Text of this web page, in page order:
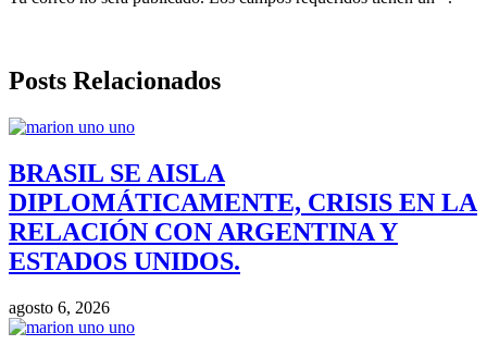
Posts Relacionados
BRASIL SE AISLA
DIPLOMÁTICAMENTE, CRISIS EN LA
RELACIÓN CON ARGENTINA Y
ESTADOS UNIDOS.
agosto 6, 2026